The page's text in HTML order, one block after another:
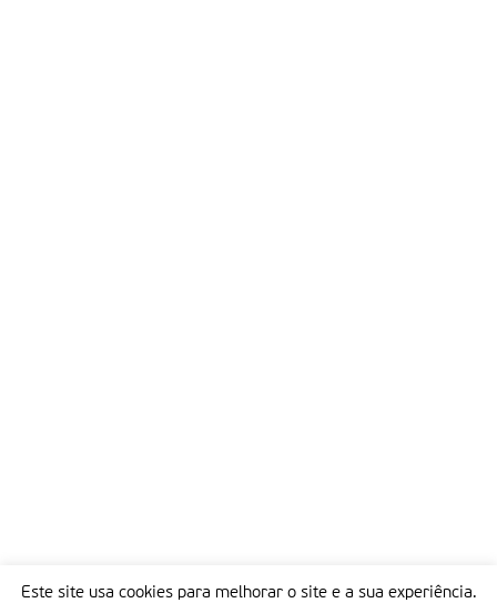
Este site usa cookies para melhorar o site e a sua experiência.